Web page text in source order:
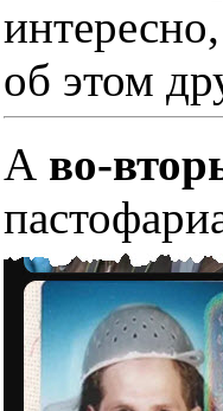
об этом
А во-